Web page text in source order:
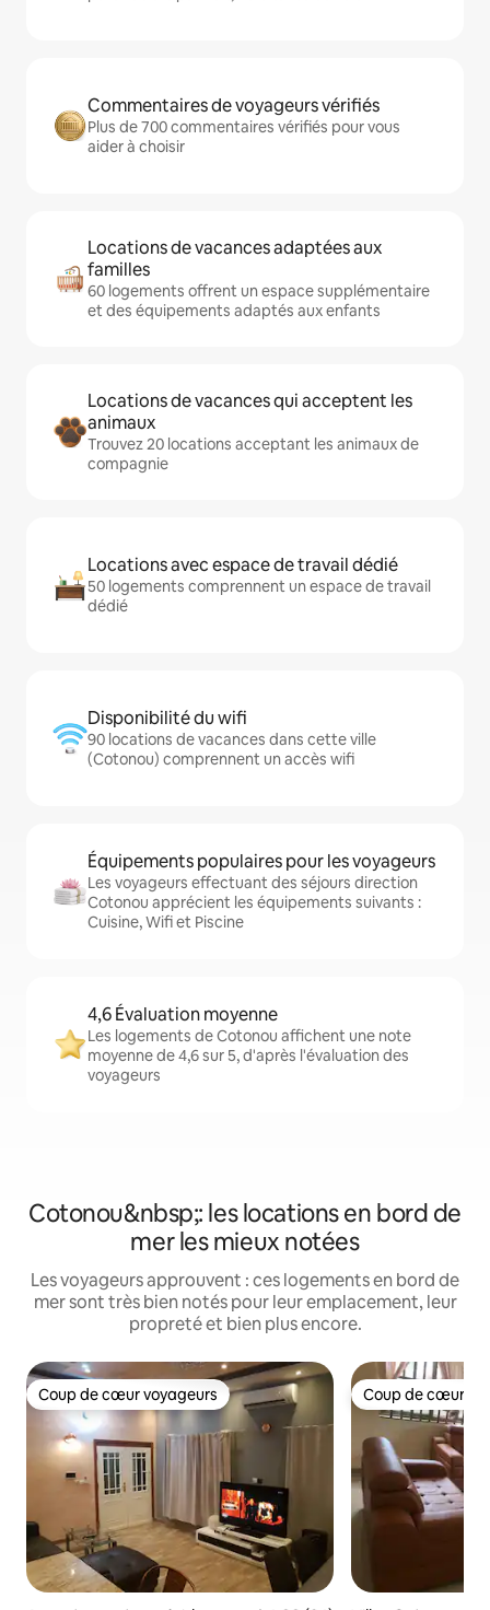
Commentaires de voyageurs vérifiés
Plus de 700 commentaires vérifiés pour vous
aider à choisir
Locations de vacances adaptées aux
familles
60 logements offrent un espace supplémentaire
et des équipements adaptés aux enfants
Locations de vacances qui acceptent les
animaux
Trouvez 20 locations acceptant les animaux de
compagnie
Locations avec espace de travail dédié
50 logements comprennent un espace de travail
dédié
Disponibilité du wifi
90 locations de vacances dans cette ville
(Cotonou) comprennent un accès wifi
Équipements populaires pour les voyageurs
Les voyageurs effectuant des séjours direction
Cotonou apprécient les équipements suivants :
Cuisine, Wifi et Piscine
4,6 Évaluation moyenne
Les logements de Cotonou affichent une note
moyenne de 4,6 sur 5, d'après l'évaluation des
voyageurs
Cotonou&nbsp;: les locations en bord de
mer les mieux notées
Les voyageurs approuvent : ces logements en bord de
mer sont très bien notés pour leur emplacement, leur
propreté et bien plus encore.
Coup de cœur voyageurs
Coup de cœur voyageurs Coup de cœur
Coup de cœur